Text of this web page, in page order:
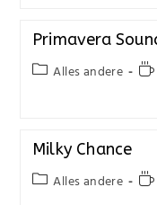
Primavera
Alles andere
Milky Chance
Alles andere